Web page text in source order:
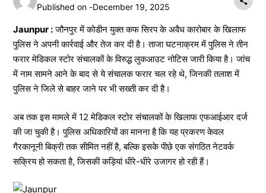
Published on -December 19, 2025
Jaunpur :जौनपुर में कोडीन युक्त कफ सिरप के अवैध कारोबार के खिलाफ
पुलिस ने अपनी कार्रवाई और तेज कर दी है। ताजा घटनाक्रम में पुलिस ने तीन
फरार मेडिकल स्टोर संचालकों के विरुद्ध लुकआउट नोटिस जारी किया है। जांच
में नाम सामने आने के बाद से ये संचालक फरार चल रहे थे, जिनकी तलाश में
पुलिस ने जिले से बाहर जाने पर भी सख्ती कर दी है।
अब तक इस मामले में 12 मेडिकल स्टोर संचालकों के खिलाफ एफआईआर दर्ज
की जा चुकी है। पुलिस अधिकारियों का मानना है कि यह प्रकरण केवल
गैरकानूनी बिक्री तक सीमित नहीं है, बल्कि इसके पीछे एक संगठित नेटवर्क
सक्रिय हो सकता है, जिसकी कड़ियां धीरे-धीरे उजागर हो रही हैं।